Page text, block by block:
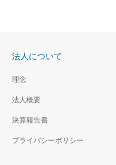
法人について
理念
法人概要
決算報告書
プライバシーポリシー